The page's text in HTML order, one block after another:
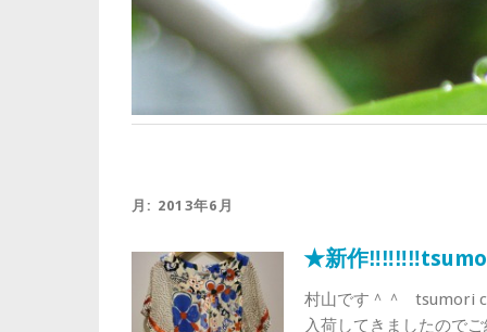
月: 2013年6月
★新作
村山です＾＾ tsumori
入荷してきましたので